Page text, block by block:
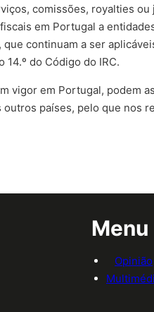
comissões, royalties
em Portugal a
continuam a ser
do Código do IRC.
vigor em Portugal, podem
países, pelo que nos
Menu
Opinião